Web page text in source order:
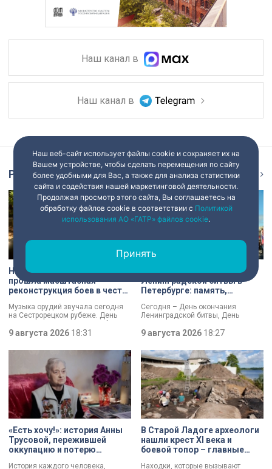
Наш канал в
Наш канал в
Репортаж
На Сестрорецком рубеже
прошла масштабная
реконструкция боев в честь
Ленинградской битвы
Музыка орудий звучала сегодня
на Сестрорецком рубеже. День
окончания Ленинградской битвы
вспоминали и через
реконструкции. Масштабное
сражение стало предвестником
будущей Победы.
9 августа 2026 18:31
День окончания
Ленинградской битвы в
Петербурге: память,
созданию нового
мемориала
Сегодня – День окончания
Ленинградской битвы, День
обращении губернатор Александр
Беглов и председатель
Законодательного собрания
Александр Бельский отметили:
Ленинград был в центре самого
длительного сражения Великой
Отечественной войны. Победа
имела огромное стратегическое
значение – угроза городу с севера
была ликвидирована.
9 августа 2026 18:27
«Есть хочу!»: история Анны
Трусовой, пережившей
оккупацию и потерю
История каждого человека,
В Старой Ладоге археологи
нашли крест XI века и
боевой топор – главные
Находки, которые вызывают
Наш веб-сайт использует файлы cookie и сохраняет их на
Вашем устройстве, чтобы сделать перемещения по сайту
более удобными для Вас, а также для анализа статистики
сайта и содействия нашей маркетинговой деятельности.
Продолжая просмотр этого сайта, Вы соглашаетесь на
обработку файлов cookie в соответствии с Политикой
использования АО «ГАТР» файлов cookie.
Принять